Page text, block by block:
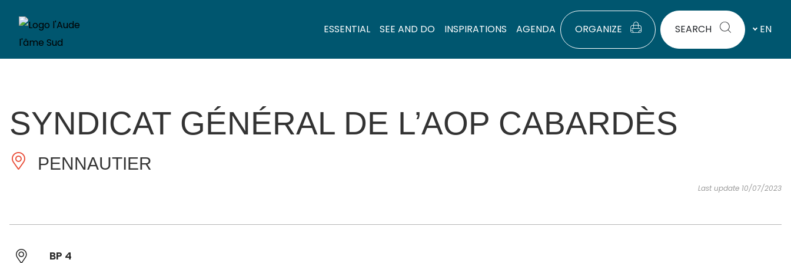
ESSENTIAL SEE AND DO INSPIRATIONS AGENDA ORGANIZE SEARCH EN
SYNDICAT GÉNÉRAL DE L’AOP CABARDÈS
PENNAUTIER
Last update 10/07/2023
BP 4